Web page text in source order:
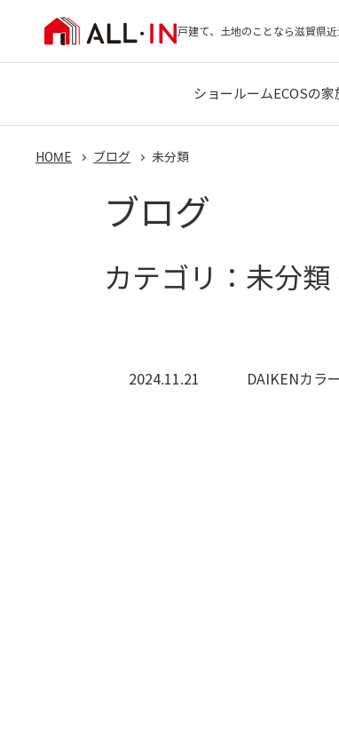
戸建て、土地のことなら滋賀県
ショールームECOSの家
HOME ブログ 未分類
ブログ
カテゴリ：未分類
2024.11.21 DAIKENカラ